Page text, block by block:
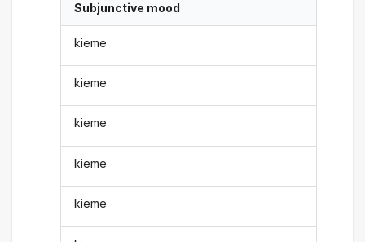
Subjunctive mood
kieme
kieme
kieme
kieme
kieme